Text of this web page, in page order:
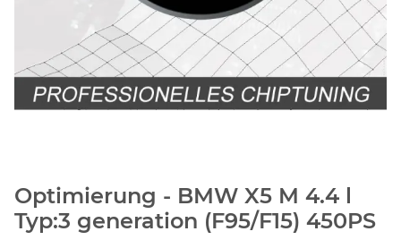
Optimierung - BMW X5 M 4.4 l
Typ:3 generation (F95/F15) 450PS